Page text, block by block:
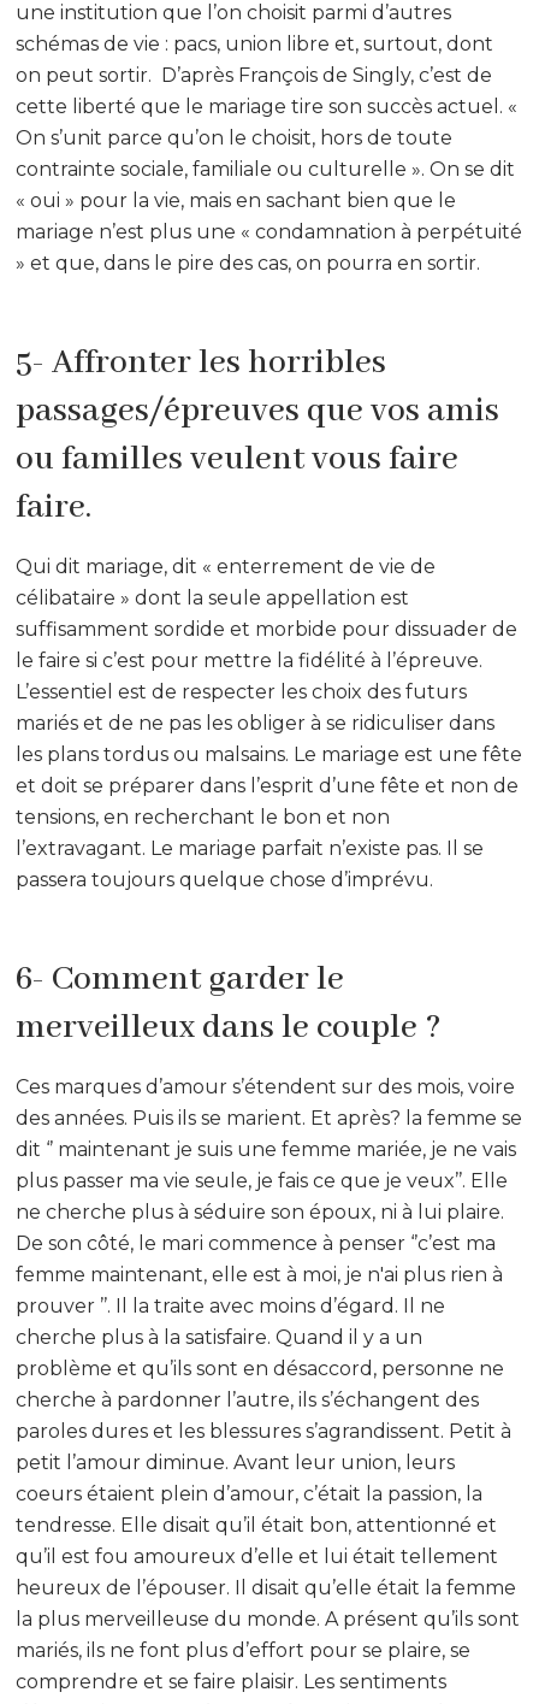
une institution que l’on choisit parmi d’autres
schémas de vie : pacs, union libre et, surtout, dont
on peut sortir. D’après François de Singly, c’est de
cette liberté que le mariage tire son succès actuel. «
On s’unit parce qu’on le choisit, hors de toute
contrainte sociale, familiale ou culturelle ». On se dit
« oui » pour la vie, mais en sachant bien que le
mariage n’est plus une « condamnation à perpétuité
» et que, dans le pire des cas, on pourra en sortir.
5- Affronter les horribles
passages/épreuves que vos amis
ou familles veulent vous faire
faire.
Qui dit mariage, dit « enterrement de vie de
célibataire » dont la seule appellation est
suffisamment sordide et morbide pour dissuader de
le faire si c’est pour mettre la fidélité à l’épreuve.
L’essentiel est de respecter les choix des futurs
mariés et de ne pas les obliger à se ridiculiser dans
les plans tordus ou malsains. Le mariage est une fête
et doit se préparer dans l’esprit d’une fête et non de
tensions, en recherchant le bon et non
l’extravagant. Le mariage parfait n’existe pas. Il se
passera toujours quelque chose d’imprévu.
6- Comment garder le
merveilleux dans le couple ?
Ces marques d’amour s’étendent sur des mois, voire
des années. Puis ils se marient. Et après? la femme se
dit ‘’ maintenant je suis une femme mariée, je ne vais
plus passer ma vie seule, je fais ce que je veux’’. Elle
ne cherche plus à séduire son époux, ni à lui plaire.
De son côté, le mari commence à penser ‘’c’est ma
femme maintenant, elle est à moi, je n'ai plus rien à
prouver ’’. Il la traite avec moins d’égard. Il ne
cherche plus à la satisfaire. Quand il y a un
problème et qu’ils sont en désaccord, personne ne
cherche à pardonner l’autre, ils s’échangent des
paroles dures et les blessures s’agrandissent. Petit à
petit l’amour diminue. Avant leur union, leurs
coeurs étaient plein d’amour, c’était la passion, la
tendresse. Elle disait qu’il était bon, attentionné et
qu’il est fou amoureux d’elle et lui était tellement
heureux de l’épouser. Il disait qu’elle était la femme
la plus merveilleuse du monde. A présent qu’ils sont
mariés, ils ne font plus d’effort pour se plaire, se
comprendre et se faire plaisir. Les sentiments